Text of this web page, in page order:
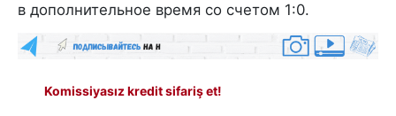
в дополнительное время со счетом 1:0.
Komissiyasız kredit sifariş et!